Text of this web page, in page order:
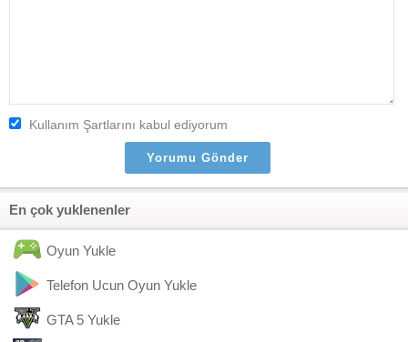
Kullanım Şartlarını kabul ediyorum
En çok yuklenenler
Oyun Yukle
Telefon Ucun Oyun Yukle
GTA 5 Yukle